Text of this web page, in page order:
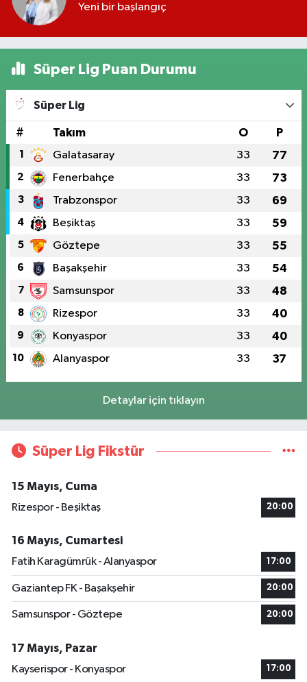
Yeni bir başlangıç
Süper Lig Puan Durumu
Süper Lig
# Takım O P
1 Galatasaray 33 77
2 Fenerbahçe 33 73
3 Trabzonspor 33 69
4 Beşiktaş 33 59
5 Göztepe 33 55
6 Başakşehir 33 54
7 Samsunspor 33 48
8 Rizespor 33 40
9 Konyaspor 33 40
10 Alanyaspor 33 37
Detaylar için tıklayın
Süper Lig Fikstür
15 Mayıs, Cuma
Rizespor - Beşiktaş
20:00
16 Mayıs, Cumartesi
Fatih Karagümrük - Alanyaspor
17:00
Gaziantep FK - Başakşehir 20:00
Samsunspor - Göztepe 20:00
17 Mayıs, Pazar
Kayserispor - Konyaspor
17:00